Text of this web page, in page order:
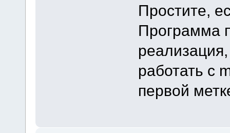
Простите,
Программа
работать с
первой